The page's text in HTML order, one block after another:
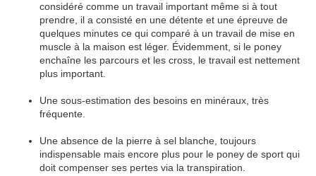
considéré comme un travail important même si à tout
prendre, il a consisté en une détente et une épreuve de
quelques minutes ce qui comparé à un travail de mise en
muscle à la maison est léger. Évidemment, si le poney
enchaîne les parcours et les cross, le travail est nettement
plus important.
Une sous-estimation des besoins en minéraux, très
fréquente.
Une absence de la pierre à sel blanche, toujours
indispensable mais encore plus pour le poney de sport qui
doit compenser ses pertes via la transpiration.